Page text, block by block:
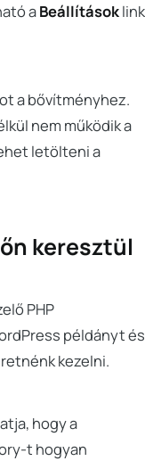
aBeállításoklink
a bővítményhez.
nem működik a
letölteni a
keresztül
PHP
példányt és
kezelni.
hogy a
t hogyan